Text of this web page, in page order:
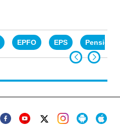
EPFO EPS Pension